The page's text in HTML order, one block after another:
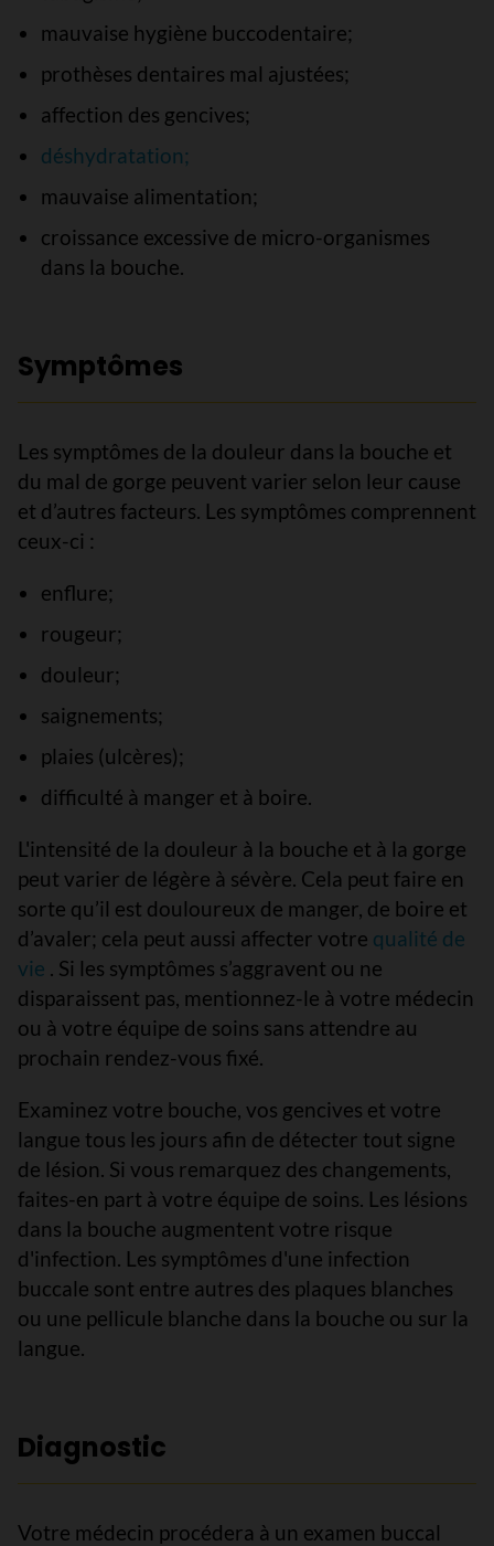
mauvaise hygiène buccodentaire;
prothèses dentaires mal ajustées;
affection des gencives;
déshydratation;
mauvaise alimentation;
croissance excessive de micro-organismes
dans la bouche.
Symptômes
Les symptômes de la douleur dans la bouche et
du mal de gorge peuvent varier selon leur cause
et d’autres facteurs. Les symptômes comprennent
ceux-ci :
enflure;
rougeur;
douleur;
saignements;
plaies (ulcères);
difficulté à manger et à boire.
L'intensité de la douleur à la bouche et à la gorge
peut varier de légère à sévère. Cela peut faire en
sorte qu’il est douloureux de manger, de boire et
d’avaler; cela peut aussi affecter votre qualité de
vie . Si les symptômes s’aggravent ou ne
disparaissent pas, mentionnez-le à votre médecin
ou à votre équipe de soins sans attendre au
prochain rendez-vous fixé.
Examinez votre bouche, vos gencives et votre
langue tous les jours afin de détecter tout signe
de lésion. Si vous remarquez des changements,
faites-en part à votre équipe de soins. Les lésions
dans la bouche augmentent votre risque
d'infection. Les symptômes d'une infection
buccale sont entre autres des plaques blanches
ou une pellicule blanche dans la bouche ou sur la
langue.
Diagnostic
Votre médecin procédera à un examen buccal